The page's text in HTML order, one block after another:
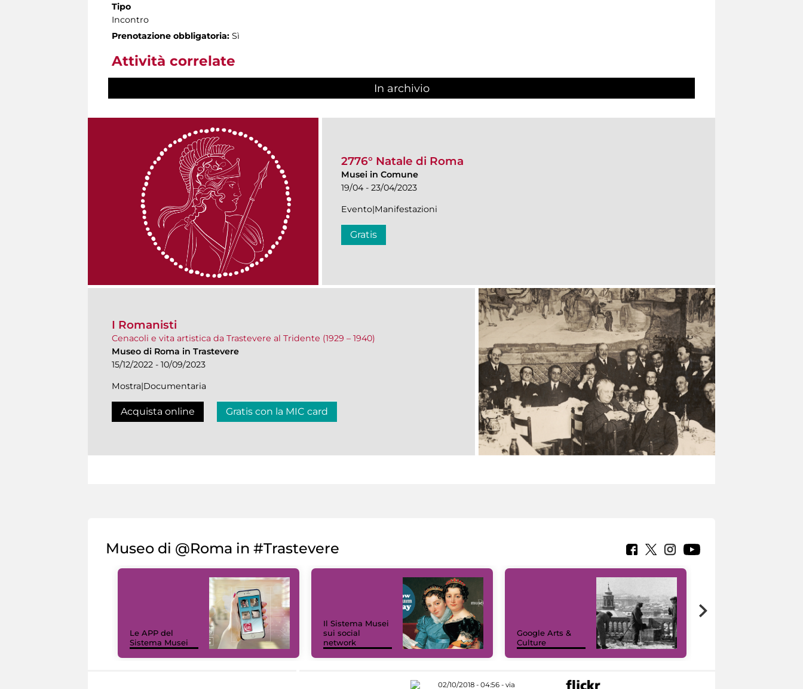
Tipo
Incontro
Prenotazione obbligatoria: Sì
Attività correlate
In archivio
2776° Natale di Roma
Musei in Comune
19/04 - 23/04/2023
Evento|Manifestazioni
Gratis
I Romanisti
Cenacoli e vita artistica da Trastevere al Tridente (1929 – 1940)
Museo di Roma in Trastevere
15/12/2022 - 10/09/2023
Mostra|Documentaria
Acquista online Gratis con la MIC card
Museo di @Roma in #Trastevere
Le APP del
Sistema Musei
Il Sistema Musei
sui social
network
Google Arts &
Culture